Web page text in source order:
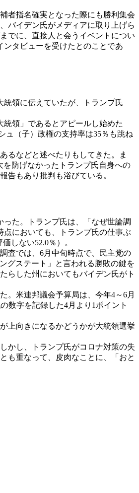
者指名確実となった際にも勝利集会
バイデン氏がメディアに取り上げら
でに、直接人と会うイベントについ
タビューを受けたとのことであ
領に伝えていたが、トランプ氏
領」であるとアピールし始めた
ュ（子）政権の支持率は35％も跳ね
るなどと述べたりもしてきた。ま
防げなかったトランプ氏自身への
告もあり批判も浴びている。
た。トランプ氏は、「なぜ世論調
においても、トランプ氏の仕事ぶ
しない52.0％）。
査では、6月中旬時点で、民主党の
グステート」と言われる勝敗の鍵を
らした州においてもバイデン氏がト
。米連邦議会予算局は、今年4～6月
数字を記録した4月より1ポイント
上向きになるかどうかが大統領選挙
かし、トランプ氏がコロナ対策の失
も重なって、皮肉なことに、「おと